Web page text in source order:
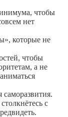
чтобы
нет
которые не
чтобы
а не
саморазвития.
с